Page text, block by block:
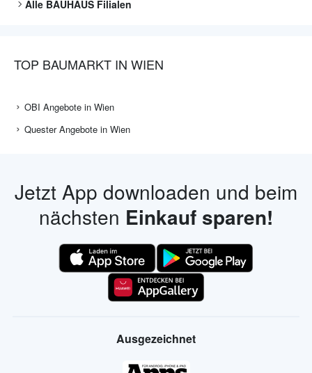
Alle BAUHAUS Filialen
TOP BAUMARKT IN WIEN
OBI Angebote in Wien
Quester Angebote in Wien
Jetzt App downloaden und beim
nächsten Einkauf sparen!
Ausgezeichnet